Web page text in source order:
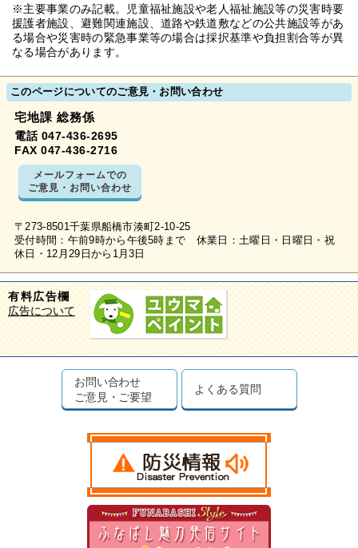
※主要事業のみ記載。児童福祉施設や老人福祉施設等の災害時要
援護者施設、避難関連施設、道路や鉄道敷などの公共施設等があ
る場合や災害時の緊急事業等の場合は採択基準や負担割合等が異
なる場合があります。
このページについてのご意見・お問い合わせ
宅地課 総務係
電話 047-436-2695
FAX 047-436-2716
メールフォームでの
ご意見・お問い合わせ
〒273-8501千葉県船橋市湊町2-10-25
受付時間：午前9時から午後5時まで 休業日：土曜日・日曜日・祝
休日・12月29日から1月3日
有料広告欄
広告について
お問い合わせ
ご意見・ご要望
よくある質問